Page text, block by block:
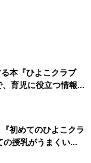
フリーとなり、東
時）「THE
。ほかにTV、イ
資格のほか、絵本
やくちよこれい
本『ひよこクラブ
育児に役立つ情報が
初めてのひよこクラ
の授乳がうまくい
のトラブル 解決テ